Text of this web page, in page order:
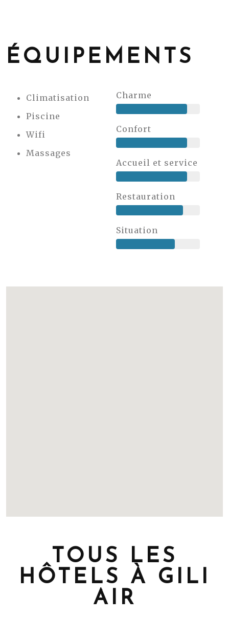
ÉQUIPEMENTS
Climatisation
Piscine
Wifi
Massages
Charme
Confort
Accueil et service
Restauration
Situation
TOUS LES
HÔTELS À GILI
AIR